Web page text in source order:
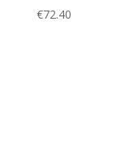
€72.40